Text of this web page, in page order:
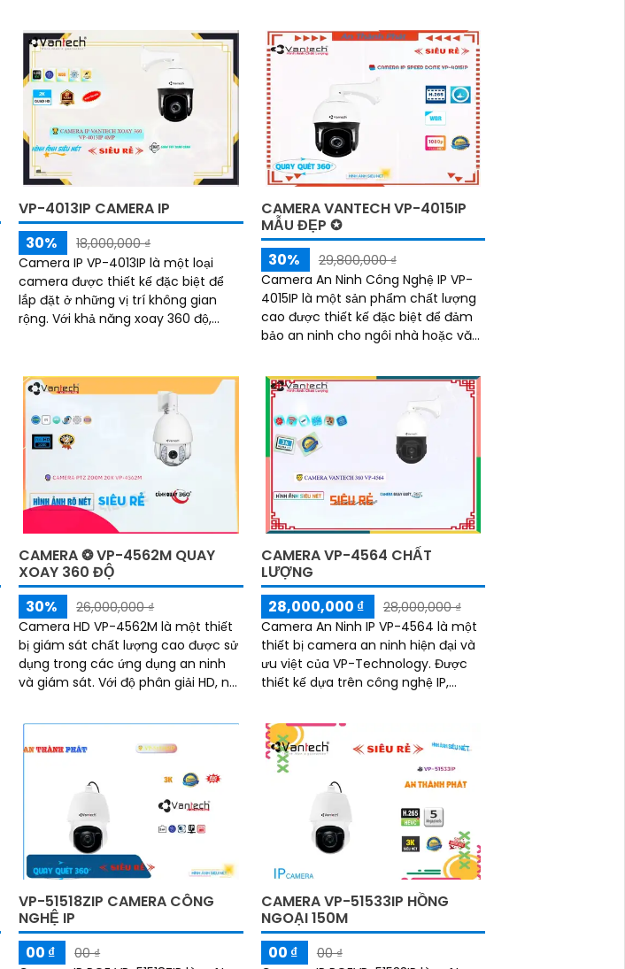
rộng, mang đến khả năng quan sát
toàn bộ không gian một cách chi
tiết
hình ảnh sắc nét và chất lượng cao
VP-4013IP CAMERA IP
30%
18,000,000 ₫
Camera IP VP-4013IP là một loại
camera được thiết kế đặc biệt để
lắp đặt ở những vị trí không gian
rộng. Với khả năng xoay 360 độ,
không cần chỉnh sửa vị trí camera
CAMERA VANTECH VP-4015IP
MẪU ĐẸP ✪
30%
29,800,000 ₫
Camera An Ninh Công Nghệ IP VP-
4015IP là một sản phẩm chất lượng
cao được thiết kế đặc biệt để đảm
bảo an ninh cho ngôi nhà hoặc văn
megapixel, nó cung cấp hình ảnh rõ
ràng và sắc nét
CAMERA ❂ VP-4562M QUAY
XOAY 360 ĐỘ
30%
26,000,000 ₫
Camera HD VP-4562M là một thiết
bị giám sát chất lượng cao được sử
dụng trong các ứng dụng an ninh
và giám sát. Với độ phân giải HD, nó
video rõ nét và chi tiết
CAMERA VP-4564 CHẤT
LƯỢNG
28,000,000 ₫
28,000,000 ₫
Camera An Ninh IP VP-4564 là một
thiết bị camera an ninh hiện đại và
ưu việt của VP-Technology. Được
thiết kế dựa trên công nghệ IP,
năng mạnh mẽ và độ tin cậy cao
trong việc giám sát và bảo vệ an
ninh
VP-51518ZIP CAMERA CÔNG
NGHỆ IP
00 ₫
00 ₫
CAMERA VP-51533IP HỒNG
NGOẠI 150M
00 ₫
00 ₫